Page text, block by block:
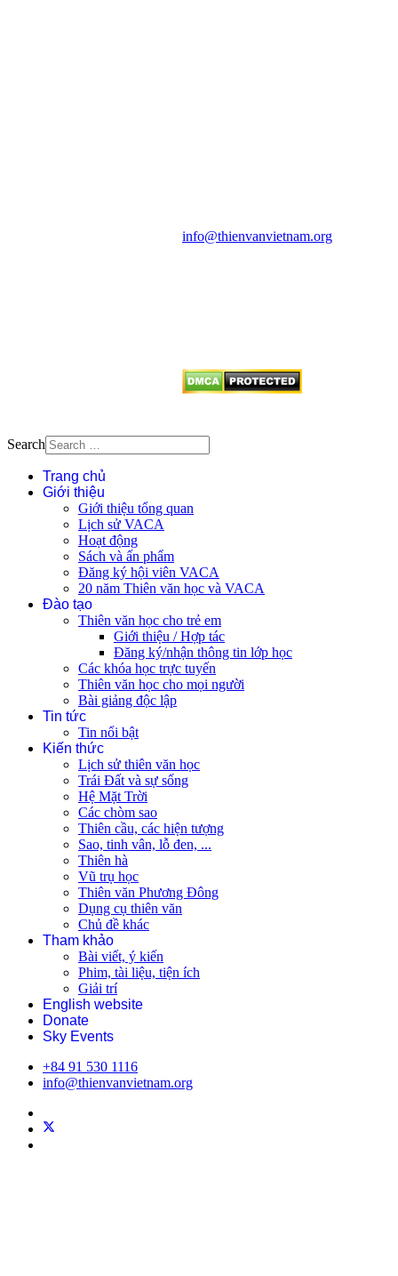
info@thienvanvietnam.org
Search
Trang chủ
Giới thiệu
Giới thiệu tổng quan
Lịch sử VACA
Hoạt động
Sách và ấn phẩm
Đăng ký hội viên VACA
20 năm Thiên văn học và VACA
Đào tạo
Thiên văn học cho trẻ em
Giới thiệu / Hợp tác
Đăng ký/nhận thông tin lớp học
Các khóa học trực tuyến
Thiên văn học cho mọi người
Bài giảng độc lập
Tin tức
Tin nổi bật
Kiến thức
Lịch sử thiên văn học
Trái Đất và sự sống
Hệ Mặt Trời
Các chòm sao
Thiên cầu, các hiện tượng
Sao, tinh vân, lỗ đen, ...
Thiên hà
Vũ trụ học
Thiên văn Phương Đông
Dụng cụ thiên văn
Chủ đề khác
Tham khảo
Bài viết, ý kiến
Phim, tài liệu, tiện ích
Giải trí
English website
Donate
Sky Events
+84 91 530 1116
info@thienvanvietnam.org